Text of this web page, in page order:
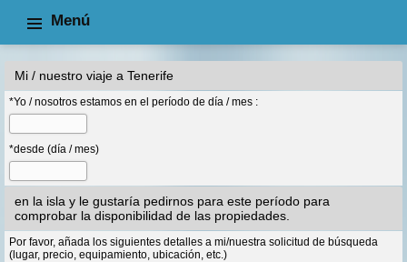
Menú
Información
Mi / nuestro viaje a Tenerife
*Yo / nosotros estamos en el período de día / mes :
*desde (día / mes)
en la isla y le gustaría pedirnos para este período para
comprobar la disponibilidad de las propiedades.
Por favor, añada los siguientes detalles a mi/nuestra solicitud de búsqueda
(lugar, precio, equipamiento, ubicación, etc.)